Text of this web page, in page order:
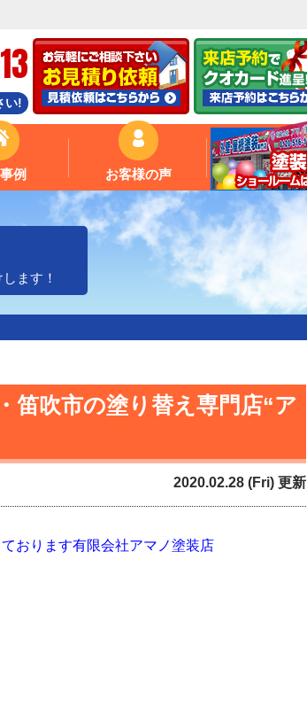
い!
例 お客様の声
ます！
笛吹市の塗り替え専門店“ア
2020.02.28 (Fri) 更新
おります有限会社アマノ塗装店